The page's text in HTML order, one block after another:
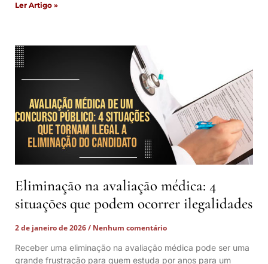
Ler Artigo »
Eliminação na avaliação médica: 4
situações que podem ocorrer ilegalidades
2 de janeiro de 2026
Nenhum comentário
Receber uma eliminação na avaliação médica pode ser uma
grande frustração para quem estuda por anos para um